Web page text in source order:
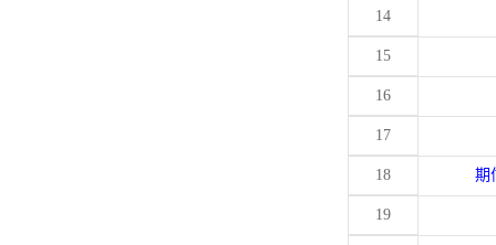
14
15
16
17
18 期
19